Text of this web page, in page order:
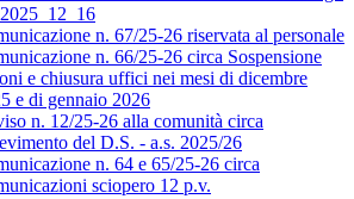
n. 67/25-26 riservata al personale
n. 66/25-26 circa Sospensione
e chiusura uffici nei mesi di dicembre
e di gennaio 2026
n. 12/25-26 alla comunità circa
del D.S. - a.s. 2025/26
n. 64 e 65/25-26 circa
sciopero 12 p.v.